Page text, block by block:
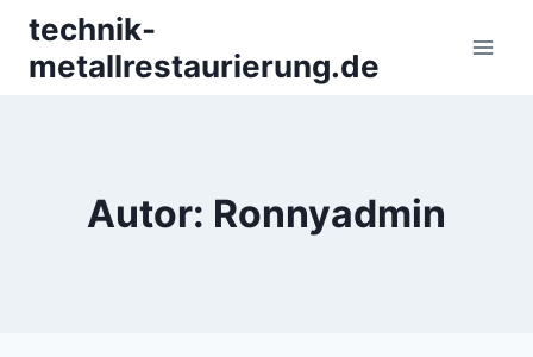
Zum
Inhalt
springen
technik-
metallrestaurierung.de
Autor: Ronnyadmin